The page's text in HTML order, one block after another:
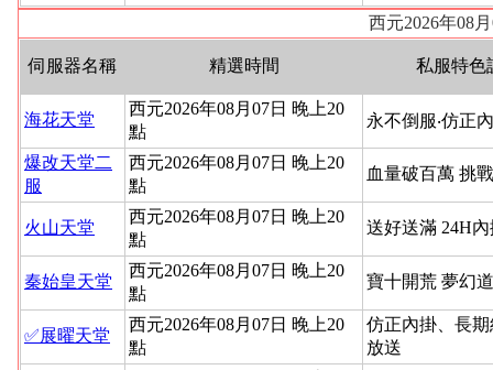
西元2026年08
伺服器名稱 精選時間 私服特色
海花天堂
西元2026年08月07日 晚上20
點
永不倒服‧仿正
爆改天堂二
服
西元2026年08月07日 晚上20
點
血量破百萬 挑
火山天堂
西元2026年08月07日 晚上20
點
送好送滿 24H
秦始皇天堂
西元2026年08月07日 晚上20
點
寶十開荒 夢幻
✅展曜天堂
西元2026年08月07日 晚上20
點
仿正內掛、長
放送